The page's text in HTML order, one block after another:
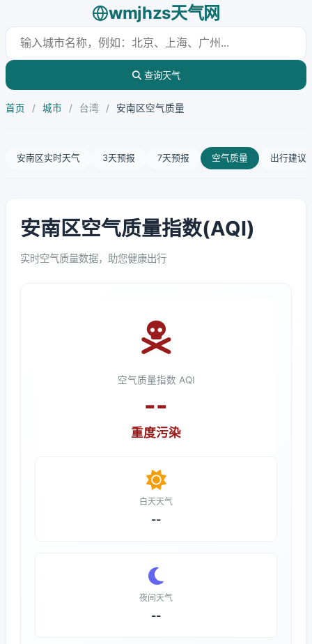
wmjhzs天气网
查询天气
首页 / 城市 / 台湾 / 安南区空气质量
安南区实时天气 3天预报 7天预报 空气质量 出行建议
安南区空气质量指数(AQI)
实时空气质量数据，助您健康出行
空气质量指数 AQI
--
重度污染
白天天气
--
夜间天气
--